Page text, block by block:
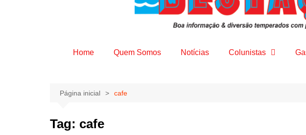
Home Quem Somos Notícias Colunistas
Página inicial cafe
Tag: cafe